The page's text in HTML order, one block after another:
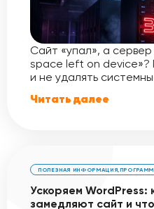
Сайт «упал», а
space left on device»?
и не удалять
Читать далее
ПОЛЕЗНАЯ ИНФОРМАЦИЯ,
Ускоряем WordPress:
замедляют сайт и